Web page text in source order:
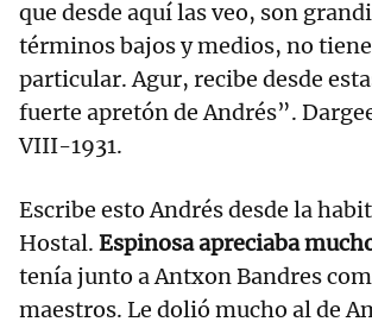
que desde aquí las veo, son
términos bajos y medios, no
particular. Agur, recibe desde
fuerte apretón de Andrés”.
VIII-1931.
Escribe esto Andrés desde la
Hostal. Espinosa apreciaba
tenía junto a Antxon Bandres
maestros. Le dolió mucho al de